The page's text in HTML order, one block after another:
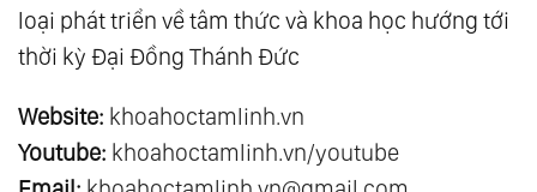
loại phát triển về tâm thức và khoa học hướng tới
thời kỳ Đại Đồng Thánh Đức
Website: khoahoctamlinh.vn
Youtube: khoahoctamlinh.vn/youtube